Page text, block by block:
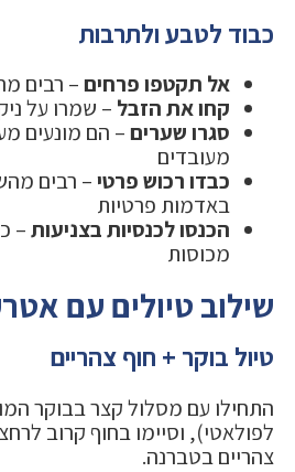
כבוד לטבע ולתרבות
אל תקטפו פרחים– רבים
קחו את הזבל – שמרו על
סגרו שערים– הם מונעים
מעובדים
כבדו רכוש פרטי– רבים
באדמות פרטיות
הכנסו לכנסיות בצניעות–
מכוסות
שילוב טיולים עם
טיול בוקר + חוף צהריים
התחילו עם מסלול קצר בבוקר
לפולאטי), וסיימו בחוף קרוב
צהריים בטברנה.